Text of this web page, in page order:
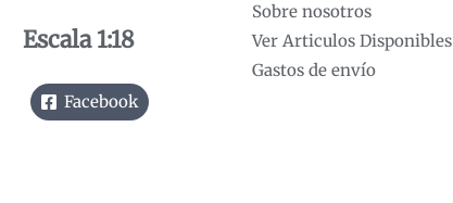
Escala 1:18
Facebook
Sobre nosotros
Ver Articulos Disponibles
Gastos de envío